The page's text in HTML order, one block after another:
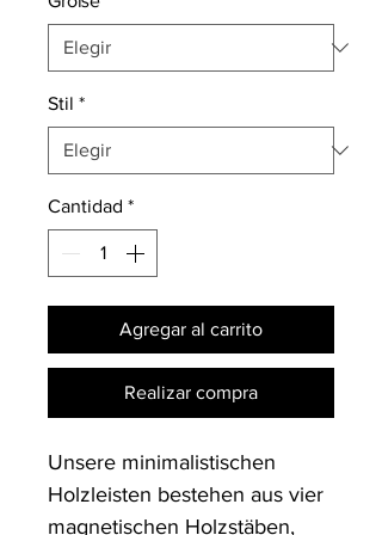
Stil *
Cantidad *
Agregar al carrito
Realizar compra
Unsere minimalistischen
Holzleisten bestehen aus vier
magnetischen Holzstäben,